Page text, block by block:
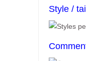
Style /